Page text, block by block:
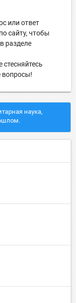
или ответ
сайту, чтобы
разделе
вопросы!
наука,